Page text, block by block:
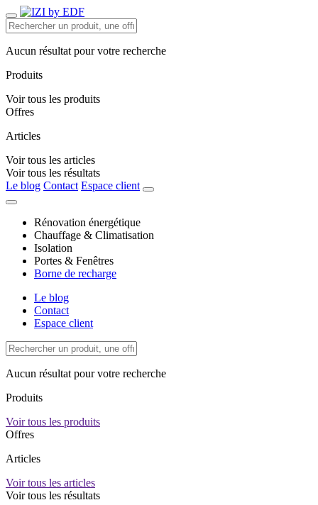
Aucun résultat pour votre recherche
Produits
Voir tous les produits
Offres
Articles
Voir tous les articles
Voir tous les résultats
Le blog Contact Espace client
Rénovation énergétique
Chauffage & Climatisation
Isolation
Portes & Fenêtres
Borne de recharge
Le blog
Contact
Espace client
Aucun résultat pour votre recherche
Produits
Voir tous les produits
Offres
Articles
Voir tous les articles
Voir tous les résultats